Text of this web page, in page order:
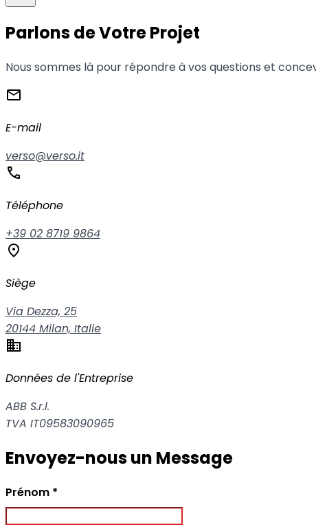
Parlons de Votre Projet
Nous sommes là pour répondre à vos questions et
mail
E-mail
verso@verso.it
phone
Téléphone
+39 02 8719 9864
location_on
Siège
Via Dezza, 25
20144 Milan, Italie
business
Données de l'Entreprise
ABB S.r.l.
TVA IT09583090965
Envoyez-nous un Message
Prénom *